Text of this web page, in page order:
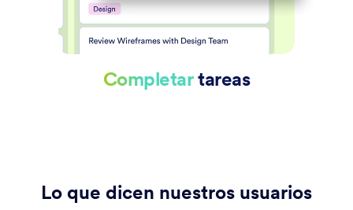
Completartareas
Lo que dicen nuestros usuarios